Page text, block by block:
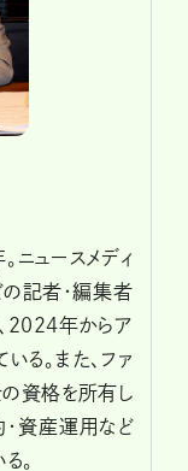
ニュースメディ
の記者・編集者
2024年からア
る。また、ファ
の資格を所有し
・資産運用など
。